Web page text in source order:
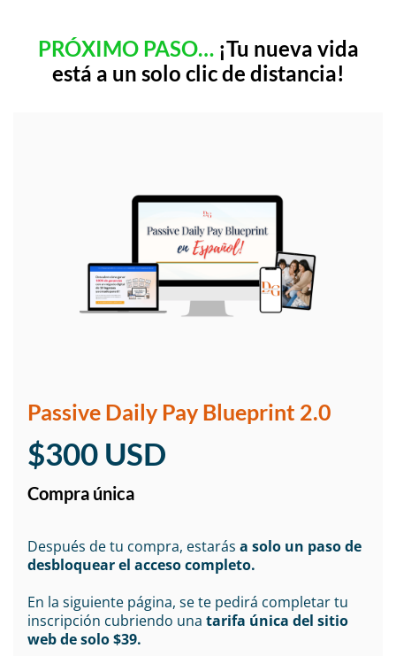
PRÓXIMO PASO… ¡Tu nueva vida
está a un solo clic de distancia!
Passive Daily Pay Blueprint 2.0
$300 USD
Compra única
Después de tu compra, estarás a solo un paso de
desbloquear el acceso completo.
En la siguiente página, se te pedirá completar tu
inscripción cubriendo una tarifa única del sitio
web de solo $39.